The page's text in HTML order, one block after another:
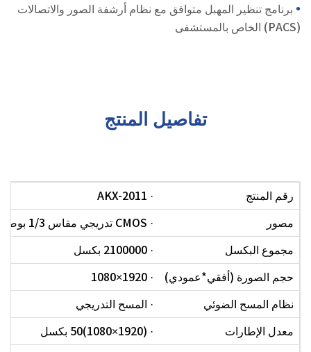
• برنامج تنظير المهبل متوافق مع نظام أرشفة الصور والاتصالات
(PACS) الخاص بالمستشفى
تفاصيل المنتج
رقم المنتج · AKX-2011
مصور · CMOS تدريجي مقاس 1/3 بوصة
مجموع البكسل · 2100000 بكسل
حجم الصورة (أفقي*عمودي) · 1920×1080
نظام المسح الضوئي · المسح التدريجي
معدل الإطارات · (1920×1080)50 بكسل